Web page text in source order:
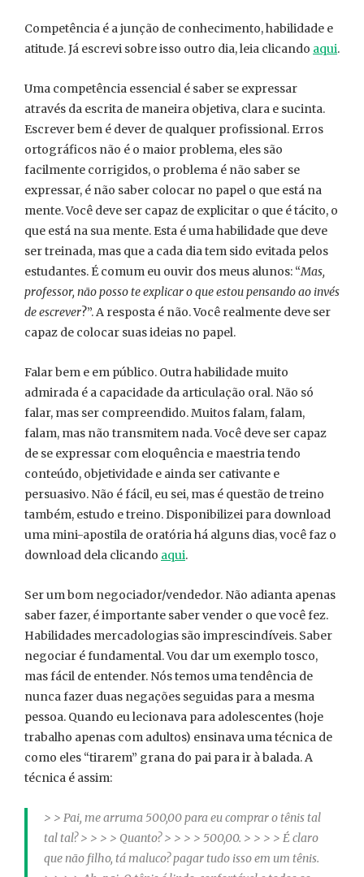
Competência é a junção de conhecimento, habilidade e
atitude. Já escrevi sobre isso outro dia, leia clicando aqui.
Uma competência essencial é saber se expressar
através da escrita de maneira objetiva, clara e sucinta.
Escrever bem é dever de qualquer profissional. Erros
ortográficos não é o maior problema, eles são
facilmente corrigidos, o problema é não saber se
expressar, é não saber colocar no papel o que está na
mente. Você deve ser capaz de explicitar o que é tácito, o
que está na sua mente. Esta é uma habilidade que deve
ser treinada, mas que a cada dia tem sido evitada pelos
estudantes. É comum eu ouvir dos meus alunos: “Mas,
professor, não posso te explicar o que estou pensando ao invés
de escrever?”. A resposta é não. Você realmente deve ser
capaz de colocar suas ideias no papel.
Falar bem e em público. Outra habilidade muito
admirada é a capacidade da articulação oral. Não só
falar, mas ser compreendido. Muitos falam, falam,
falam, mas não transmitem nada. Você deve ser capaz
de se expressar com eloquência e maestria tendo
conteúdo, objetividade e ainda ser cativante e
persuasivo. Não é fácil, eu sei, mas é questão de treino
também, estudo e treino. Disponibilizei para download
uma mini-apostila de oratória há alguns dias, você faz o
download dela clicando aqui.
Ser um bom negociador/vendedor. Não adianta apenas
saber fazer, é importante saber vender o que você fez.
Habilidades mercadologias são imprescindíveis. Saber
negociar é fundamental. Vou dar um exemplo tosco,
mas fácil de entender. Nós temos uma tendência de
nunca fazer duas negações seguidas para a mesma
pessoa. Quando eu lecionava para adolescentes (hoje
trabalho apenas com adultos) ensinava uma técnica de
como eles “tirarem” grana do pai para ir à balada. A
técnica é assim:
> > Pai, me arruma 500,00 para eu comprar o tênis tal
tal tal? > > > > Quanto? > > > > 500,00. > > > > É claro
que não filho, tá maluco? pagar tudo isso em um tênis.